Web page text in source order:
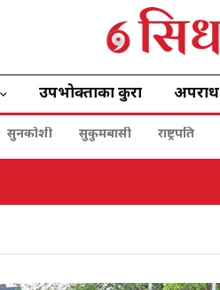
उपभोक्ताका कुरा अपराध
सुनकोशी सुकुमबासी राष्ट्रपति